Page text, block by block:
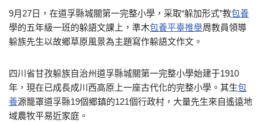
9月27日，在道孚縣城關第一完整小學，采取“躲加形式”教包養
學的五年級一班的躲語文課上，準木包養平臺推舉周教員領導
躲族先生以故鄉草原風景為主題寫作躲語文作文。
四川省甘孜躲族自治州道孚縣城關第一完整小學始建于1910
年，現在已成長成川西高原上一座古代化的完整小學。其生包
養源籠罩道孚縣19個鄉鎮的121個行政村，大量先生來自遙遠地
域農牧平易近家庭。